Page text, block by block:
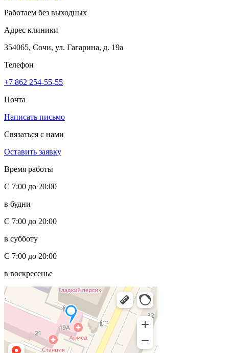
Работаем без выходных
Адрес клиники
354065, Сочи, ул. Гагарина, д. 19а
Телефон
+7 862 254-55-55
Почта
Написать письмо
Связаться с нами
Оставить заявку
Время работы
С 7:00 до 20:00
в будни
С 7:00 до 20:00
в субботу
С 7:00 до 20:00
в воскресенье